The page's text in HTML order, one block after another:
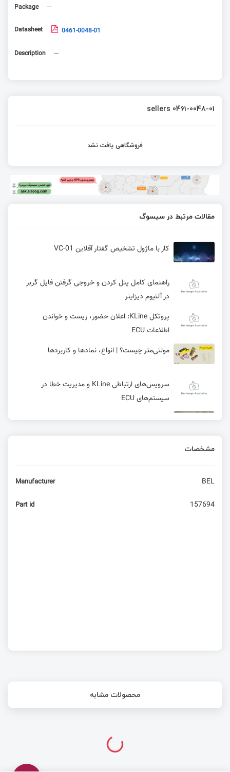
Package ---
Datasheet 0461-0048-01
Description ---
sellers 0461-0048-01
فروشگاهی یافت نشد
مقالات مرتبط در سیسوگ
کار با ماژول تشخیص گفتار آفلاین VC-01
راهنمای کامل پنل کردن و خروجی گرفتن فایل گربر
در آلتیوم دیزاینر
پروتکل KLine: اعلان حضور، ریست و خواندن
اطلاعات ECU
مولتی‌متر چیست؟ | انواع، نمادها و کاربردها
سرویس‌های ارتباطی KLine و مدیریت خطا در
سیستم‌های ECU
مشخصات
Manufacturer BEL
Part id 157694
محصولات مشابه